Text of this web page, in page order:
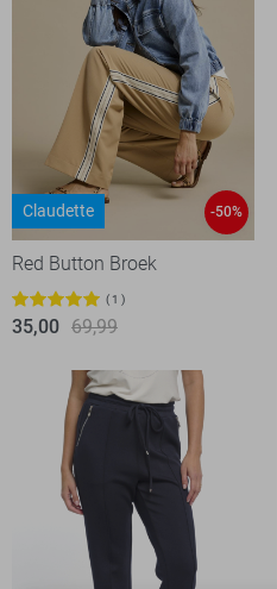
Claudette -50%
Red Button Broek
1
35,00 69,99